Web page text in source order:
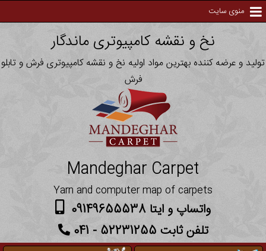
منوی سایت
نخ و نقشه کامپیوتری ماندگار
تولید و عرضه کننده بهترین مواد اولیه نخ و نقشه کامپیوتری فرش و تابلو
فرش
Mandeghar Carpet
Yarn and computer map of carpets
واتساپ و ایتا 09149655538
تلفن ثابت 52231255 - 041